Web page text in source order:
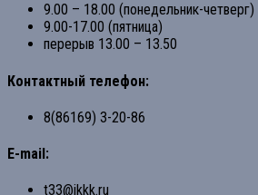
9.00 – 18.00 (понедельник-четверг)
9.00-17.00 (пятница)
перерыв 13.00 – 13.50
Контактный телефон:
8(86169) 3-20-86
E-mail:
t33@ikkk.ru